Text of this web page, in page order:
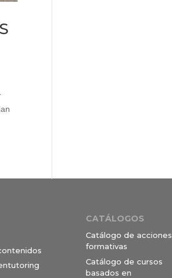
CATÁLOGOS
Catálogo de acciones
formativas
Catálogo de cursos
basados en